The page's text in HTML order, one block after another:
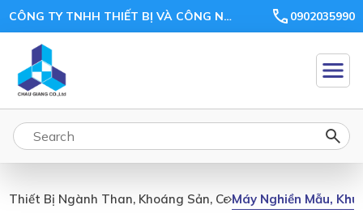
CÔNG TY TNHH THIẾT BỊ VÀ CÔNG NGHỆ CHÂU GIANG 0902035990
Thiết Bị Ngành Than, Khoáng Sản, Ceramic, Xi Măng
Máy Nghiền Mẫu,